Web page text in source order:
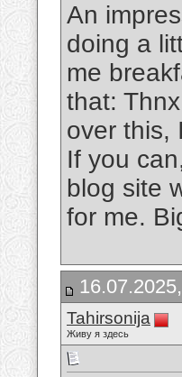
An
doing a
me
that:
over this,
If you
blog site
for me.
Tahirsonija
Живу я здесь